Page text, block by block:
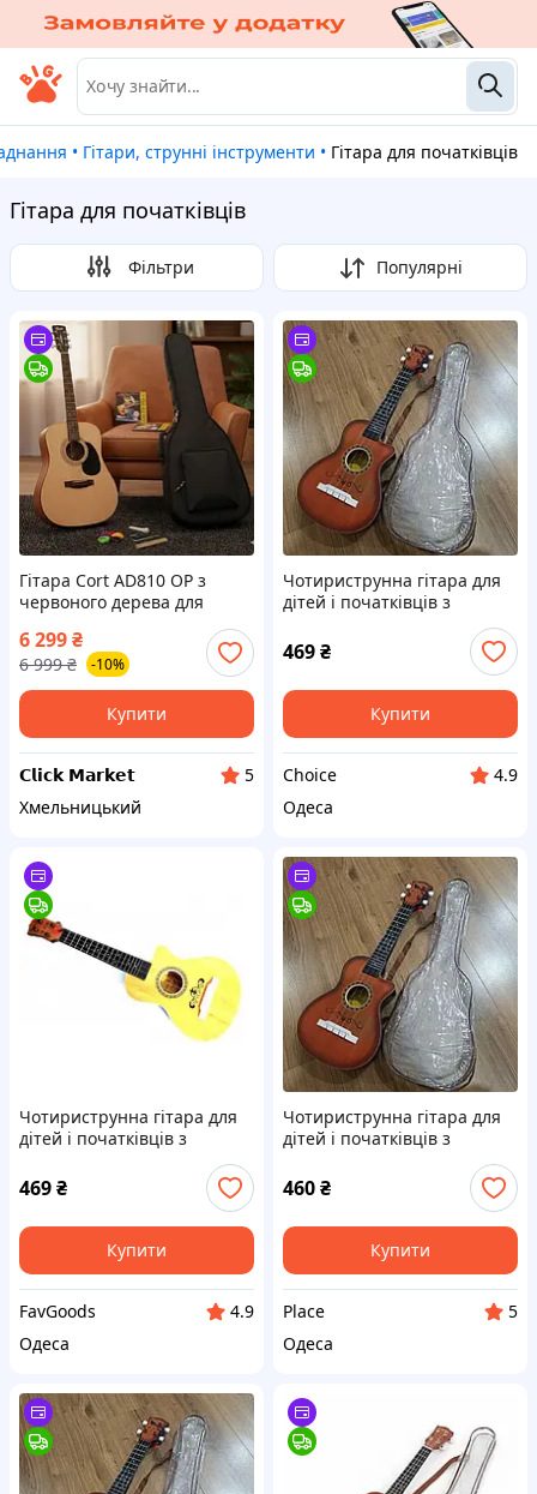
• Гітари, струнні інструменти • Гітара для початківців
Гітара для початківців
Фільтри Популярні
Гітара Cort AD810 OP з
червоного дерева для
акустична гітара в м'якому
чохлі на 6 струн
6 299₴
6 999 ₴ -10%
Купити
𝗖𝗹𝗶𝗰𝗸 𝗠𝗮𝗿𝗸𝗲𝘁
5
Хмельницький
Чотириструнна гітара для
дітей і початківців з
класичним дизайном
469₴
Купити
Choice
4.9
Одеса
Чотириструнна гітара для
дітей і початківців з
класичним дизайном ||
FavGoods
469₴
Купити
FavGoods
4.9
Одеса
Чотириструнна гітара для
дітей і початківців з
класичним дизайном |
PLACE
460₴
Купити
Place
5
Одеса